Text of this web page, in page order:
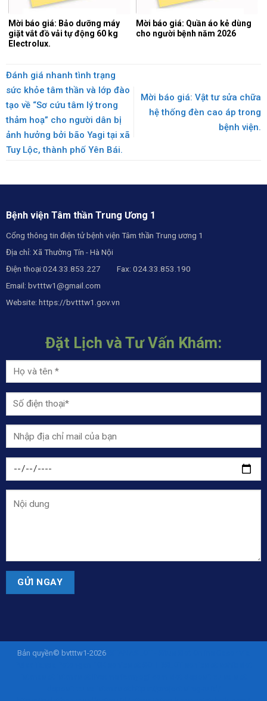
Mời báo giá: Bảo dưỡng máy
giặt vắt đồ vải tự động 60 kg
Electrolux.
Mời báo giá: Quần áo kẻ dùng
cho người bệnh năm 2026
Đánh giá nhanh tình trạng
sức khỏe tâm thần và lớp đào
tạo về “Sơ cứu tâm lý trong
thảm hoạ” cho người dân bị
ảnh hưởng bởi bão Yagi tại xã
Tuy Lộc, thành phố Yên Bái.
Mời báo giá: Vật tư sửa chữa
hệ thống đèn cao áp trong
bệnh viện.
Bệnh viện Tâm thần Trung Ương 1
Cổng thông tin điện tử bệnh viện Tâm thần Trung ương 1
Địa chỉ: Xã Thường Tín - Hà Nội
Điện thoại:024.33.853.227 Fax: 024.33.853.190
Email: bvtttw1@gmail.com
Website: https://bvtttw1.gov.vn
Đặt Lịch và Tư Vấn Khám:
Bản quyền© bvtttw1-2026